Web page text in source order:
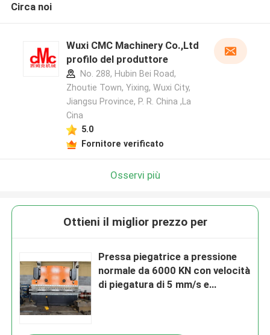
Circa noi
Wuxi CMC Machinery Co.,Ltd
profilo del produttore
No. 288, Hubin Bei Road,
Zhoutie Town, Yixing, Wuxi City,
Jiangsu Province, P. R. China ,La
Cina
5.0
Fornitore verificato
Osservi più
Ottieni il miglior prezzo per
Pressa piegatrice a pressione
normale da 6000 KN con velocità
di piegatura di 5 mm/s e